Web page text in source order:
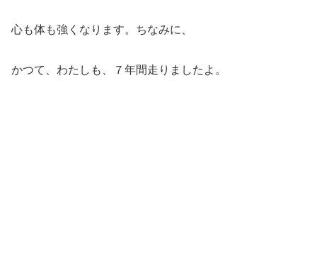
心も体も強くなります。ちなみに、
かつて、わたしも、７年間走りましたよ。